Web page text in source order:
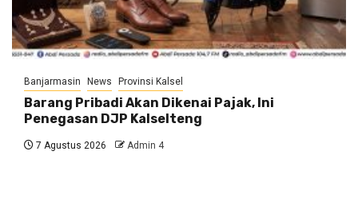
Banjarmasin News Provinsi Kalsel
Barang Pribadi Akan Dikenai Pajak, Ini
Penegasan DJP Kalselteng
7 Agustus 2026 Admin 4